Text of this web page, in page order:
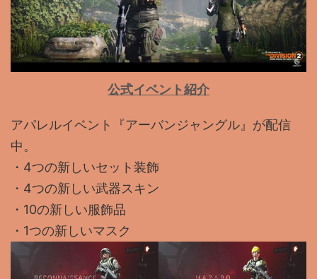
公式イベント紹介
アパレルイベント『アーバンジャングル』が配信
中。
・4つの新しいセット装飾
・4つの新しい武器スキン
・10の新しい服飾品
・1つの新しいマスク